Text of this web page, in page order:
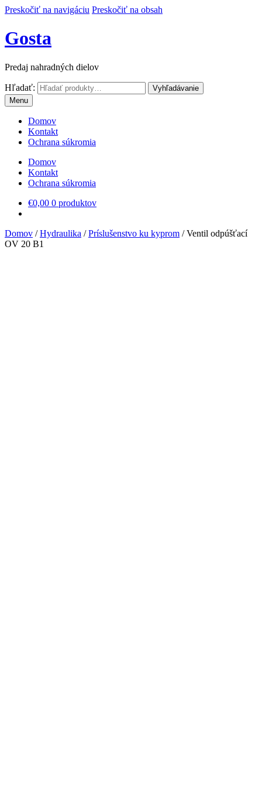
Preskočiť na navigáciu Preskočiť na obsah
Gosta
Predaj nahradných dielov
Hľadať:
Vyhľadávanie
Menu
Domov
Kontakt
Ochrana súkromia
Domov
Kontakt
Ochrana súkromia
€0,00 0 produktov
Domov /Hydraulika /Príslušenstvo ku kyprom /Ventil odpúšťací
OV 20 B1